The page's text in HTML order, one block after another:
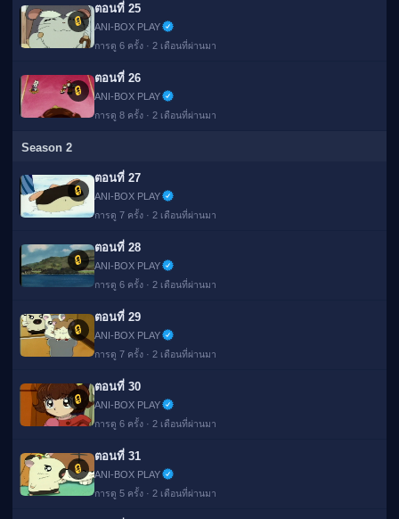
🔒
ตอนที่ 25
ANI-BOX PLAY
การดู 6 ครั้ง · 2 เดือนที่ผ่านมา
🔒
ตอนที่ 26
ANI-BOX PLAY
การดู 8 ครั้ง · 2 เดือนที่ผ่านมา
Season 2
🔒
ตอนที่ 27
ANI-BOX PLAY
การดู 7 ครั้ง · 2 เดือนที่ผ่านมา
🔒
ตอนที่ 28
ANI-BOX PLAY
การดู 6 ครั้ง · 2 เดือนที่ผ่านมา
🔒
ตอนที่ 29
ANI-BOX PLAY
การดู 7 ครั้ง · 2 เดือนที่ผ่านมา
🔒
ตอนที่ 30
ANI-BOX PLAY
การดู 6 ครั้ง · 2 เดือนที่ผ่านมา
🔒
ตอนที่ 31
ANI-BOX PLAY
การดู 5 ครั้ง · 2 เดือนที่ผ่านมา